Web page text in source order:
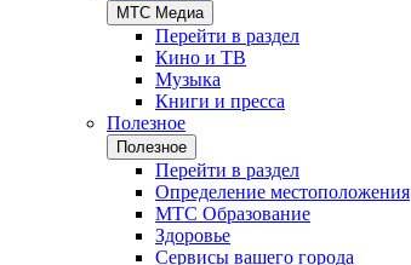
МТС Медиа
Перейти в раздел
Кино и ТВ
Музыка
Книги и пресса
Полезное
Полезное
Перейти в раздел
Определение местоположения
МТС Образование
Здоровье
Сервисы вашего города